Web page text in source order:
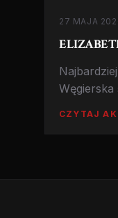
27 MAJA
CZYTAJ